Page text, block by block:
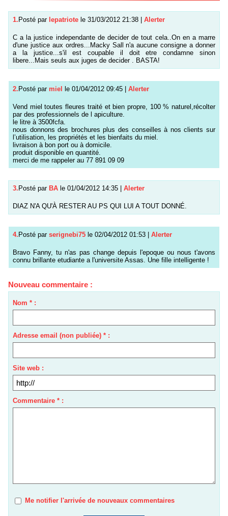
1. Posté par lepatriote le 31/03/2012 21:38 Alerter
C a la justice independante de decider de tout cela..On en a marre
d'une justice aux ordres...Macky Sall n'a aucune consigne a donner
a la justice...s'il est coupable il doit etre condamne sinon
libere...Mais seuls aux juges de decider . BASTA!
2.Posté par miel le 01/04/2012 09:45 | Alerter
Vend miel toutes fleures traité et bien propre, 100 % naturel,récolter
par des professionnels de l apiculture.
le litre à 3500fcfa.
nous donnons des brochures plus des conseilles à nos clients sur
l’utilisation, les propriétés et les bienfaits du miel.
livraison à bon port ou à domicile.
produit disponible en quantité.
merci de me rappeler au 77 891 09 09
3. Posté par BA le 01/04/2012 14:35 Alerter
DIAZ N'A QU'À RESTER AU PS QUI LUI A TOUT DONNÉ.
4. Posté par serignebi75 le 02/04/2012 01:53 Alerter
Bravo Fanny, tu n'as pas change depuis l'epoque ou nous t'avons
connu brillante etudiante a l'universite Assas. Une fille intelligente !
Nouveau commentaire :
Nom * :
Adresse email (non publiée) * :
Site web :
Commentaire * :
Me notifier l'arrivée de nouveaux commentaires